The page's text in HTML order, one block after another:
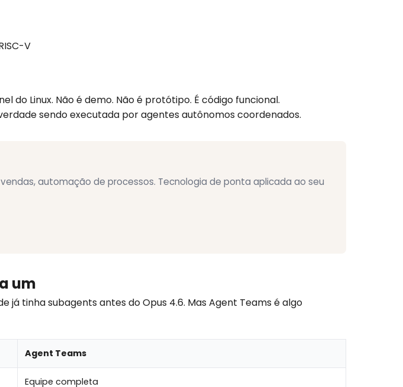
V
Linux. Não é demo. Não é protótipo. É código funcional.
sendo executada por agentes autônomos coordenados.
automação de processos. Tecnologia de ponta aplicada ao seu
um
já tinha subagents antes do Opus 4.6. Mas Agent Teams é algo
Agent Teams
Equipe completa